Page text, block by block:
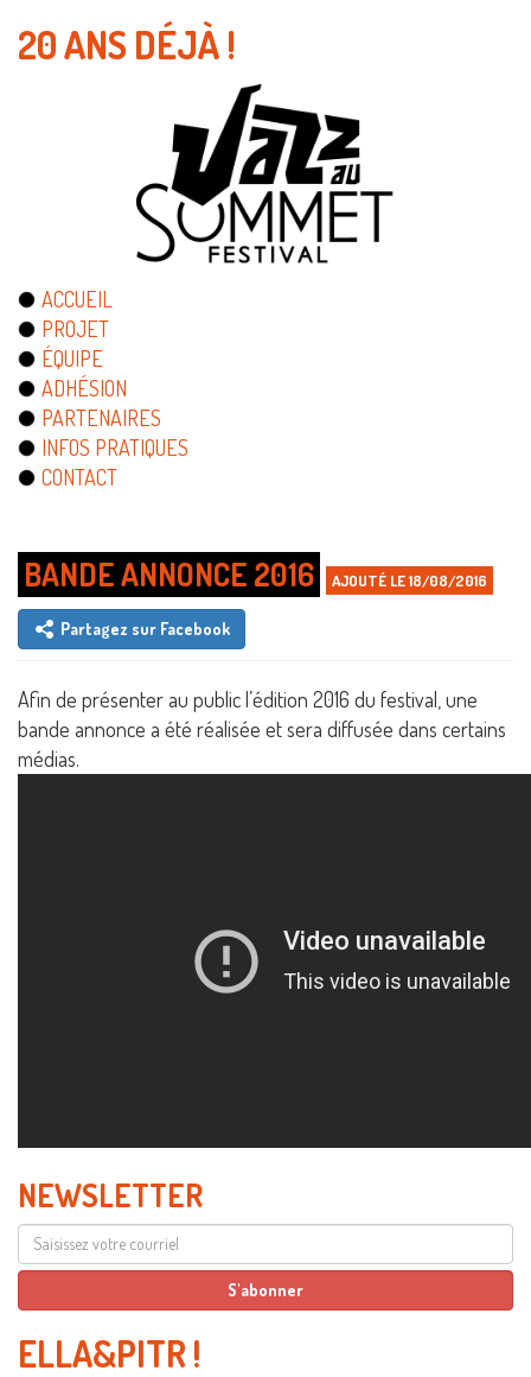
20 ANS DÉJÀ !
ACCUEIL
PROJET
ÉQUIPE
ADHÉSION
PARTENAIRES
INFOS PRATIQUES
CONTACT
BANDE ANNONCE 2016 AJOUTÉ LE 18/08/2016
Partagez sur Facebook
Afin de présenter au public l’édition 2016 du festival, une
bande annonce a été réalisée et sera diffusée dans certains
médias.
NEWSLETTER
ELLA&PITR !